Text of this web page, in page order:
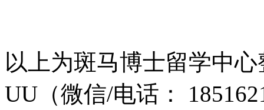
以上为斑马博士留学中
UU（微信/电话：